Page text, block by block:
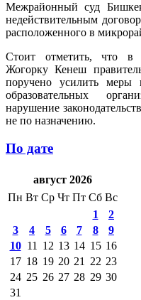
Межрайонный суд
недействительным
расположенного в
Стоит отметить, что в
Жогорку Кенеш
поручено усилить меры
образовательных
нарушение
не по назначению.
По дате
август 2026
Пн Вт Ср Чт Пт Сб Вс
1
2
3
4 5 6 7 8
9
10 11 12 13 14 15 16
17 18 19 20 21 22 23
24 25 26 27 28 29 30
31